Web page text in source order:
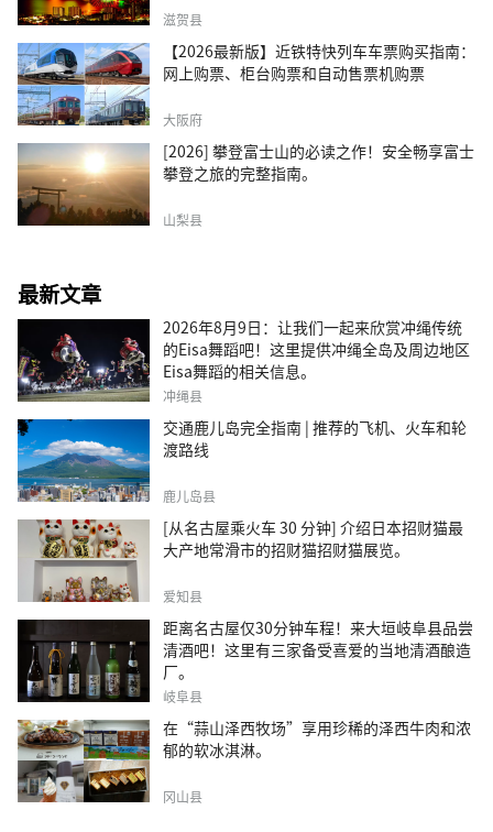
滋贺县
【2026最新版】近铁特快列车车票购买指南：
网上购票、柜台购票和自动售票机购票
大阪府
[2026] 攀登富士山的必读之作！安全畅享富士
攀登之旅的完整指南。
山梨县
最新文章
2026年8月9日：让我们一起来欣赏冲绳传统
的Eisa舞蹈吧！这里提供冲绳全岛及周边地区
Eisa舞蹈的相关信息。
冲绳县
交通鹿儿岛完全指南 | 推荐的飞机、火车和轮
渡路线
鹿儿岛县
[从名古屋乘火车 30 分钟] 介绍日本招财猫最
大产地常滑市的招财猫招财猫展览。
爱知县
距离名古屋仅30分钟车程！来大垣岐阜县品尝
清酒吧！这里有三家备受喜爱的当地清酒酿造
厂。
岐阜县
在“蒜山泽西牧场”享用珍稀的泽西牛肉和浓
郁的软冰淇淋。
冈山县